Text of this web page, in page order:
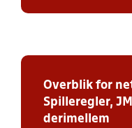
Overblik for
Spilleregler,
derimellem